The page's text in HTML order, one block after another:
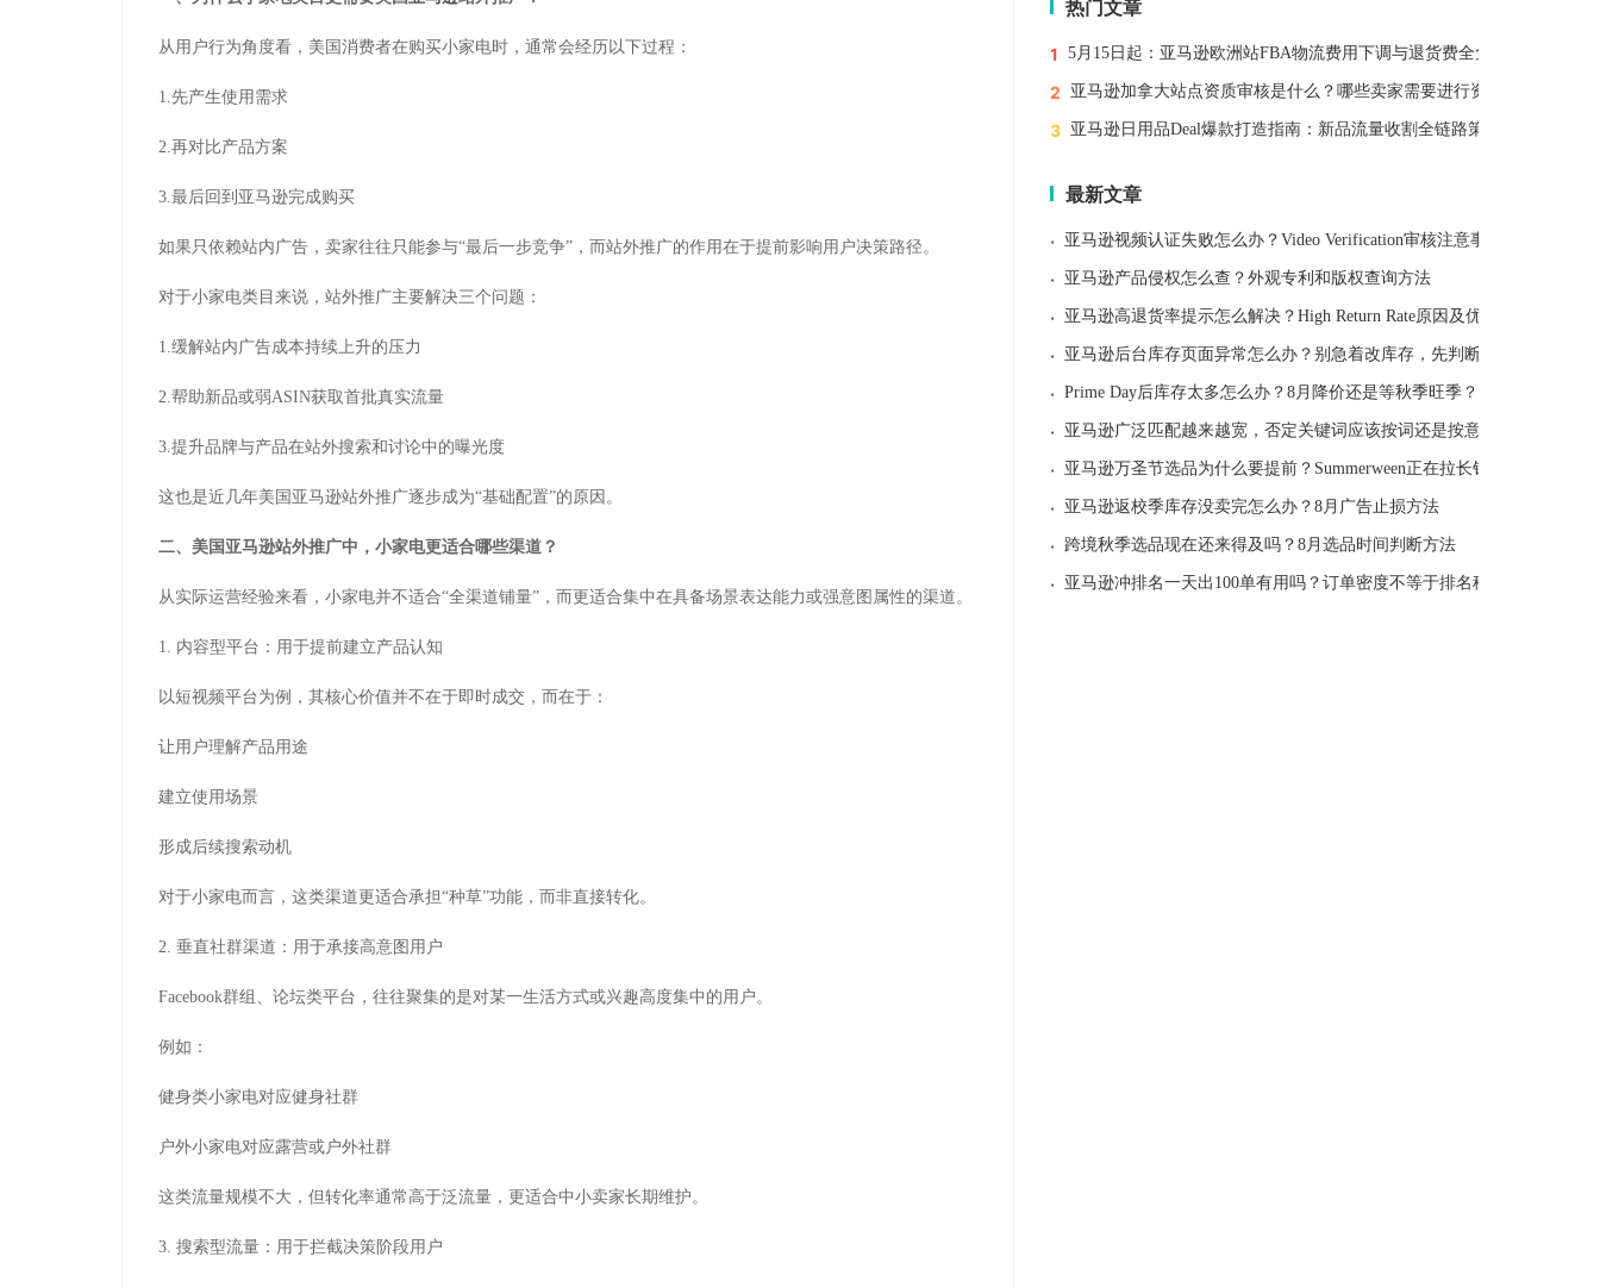
从用户行为角度看，美国消费者在购买小家电时，通常会经历以下过程：
1.先产生使用需求
2.再对比产品方案
3.最后回到亚马逊完成购买
如果只依赖站内广告，卖家往往只能参与“最后一步竞争”，而站外推广的作用在于提前影响用户决策路径。
对于小家电类目来说，站外推广主要解决三个问题：
1.缓解站内广告成本持续上升的压力
2.帮助新品或弱ASIN获取首批真实流量
3.提升品牌与产品在站外搜索和讨论中的曝光度
这也是近几年美国亚马逊站外推广逐步成为“基础配置”的原因。
二、美国亚马逊站外推广中，小家电更适合哪些渠道？
从实际运营经验来看，小家电并不适合“全渠道铺量”，而更适合集中在具备场景表达能力或强意图属性的渠道。
1. 内容型平台：用于提前建立产品认知
以短视频平台为例，其核心价值并不在于即时成交，而在于：
让用户理解产品用途
建立使用场景
形成后续搜索动机
对于小家电而言，这类渠道更适合承担“种草”功能，而非直接转化。
2. 垂直社群渠道：用于承接高意图用户
Facebook群组、论坛类平台，往往聚集的是对某一生活方式或兴趣高度集中的用户。
例如：
健身类小家电对应健身社群
户外小家电对应露营或户外社群
这类流量规模不大，但转化率通常高于泛流量，更适合中小卖家长期维护。
3. 搜索型流量：用于拦截决策阶段用户
DeepSeek
亚马逊站外推广体系课
亚马逊春季大促
Deal平台
亚马逊选品思路
亚马逊旺季 亚马逊BD
站外引流
选品策略
Deal站 PrimeDay
站外促销
热门文章
1 5月15日起：亚马逊欧洲站FBA物流费用下调与退货费全免解读
2 亚马逊加拿大站点资质审核是什么？哪些卖家需要进行资质审核？
3 亚马逊日用品Deal爆款打造指南：新品流量收割全链路策略
最新文章
· 亚马逊视频认证失败怎么办？Video Verification审核注意事项
· 亚马逊产品侵权怎么查？外观专利和版权查询方法
· 亚马逊高退货率提示怎么解决？High Return Rate原因及优化方法
· 亚马逊后台库存页面异常怎么办？别急着改库存，先判断是不是系统故障
· Prime Day后库存太多怎么办？8月降价还是等秋季旺季？
· 亚马逊广泛匹配越来越宽，否定关键词应该按词还是按意图？
· 亚马逊万圣节选品为什么要提前？Summerween正在拉长销售周期
· 亚马逊返校季库存没卖完怎么办？8月广告止损方法
· 跨境秋季选品现在还来得及吗？8月选品时间判断方法
· 亚马逊冲排名一天出100单有用吗？订单密度不等于排名稳定